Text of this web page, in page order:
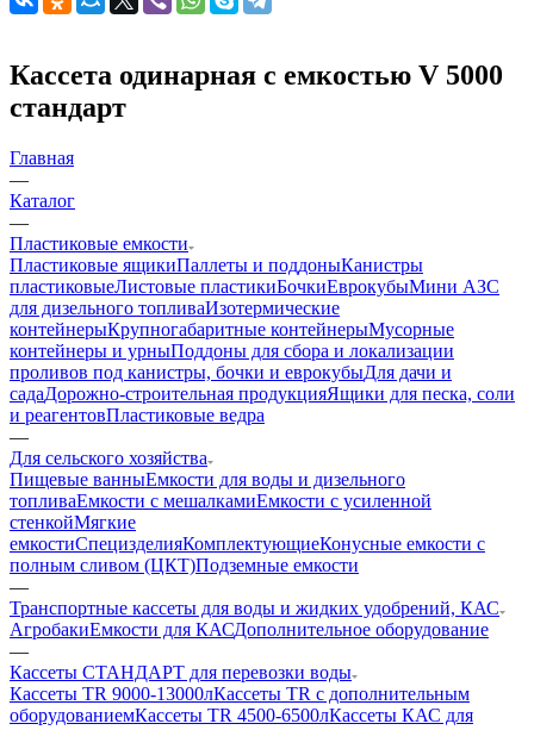
Кассета одинарная с емкостью V 5000
стандарт
Главная
—
Каталог
—
Пластиковые емкости
Пластиковые ящикиПаллеты и поддоныКанистры
пластиковыеЛистовые пластикиБочкиЕврокубыМини АЗС
для дизельного топливаИзотермические
контейнерыКрупногабаритные контейнерыМусорные
контейнеры и урныПоддоны для сбора и локализации
проливов под канистры, бочки и еврокубыДля дачи и
садаДорожно-строительная продукцияЯщики для песка, соли
и реагентовПластиковые ведра
—
Для сельского хозяйства
Пищевые ванныЕмкости для воды и дизельного
топливаЕмкости с мешалкамиЕмкости с усиленной
стенкойМягкие
емкостиСпецизделияКомплектующиеКонусные емкости с
полным сливом (ЦКТ)Подземные емкости
—
Транспортные кассеты для воды и жидких удобрений, КАС
АгробакиЕмкости для КАСДополнительное оборудование
—
Кассеты СТАНДАРТ для перевозки воды
Кассеты TR 9000-13000лКассеты TR с дополнительным
оборудованиемКассеты TR 4500-6500лКассеты КАС для